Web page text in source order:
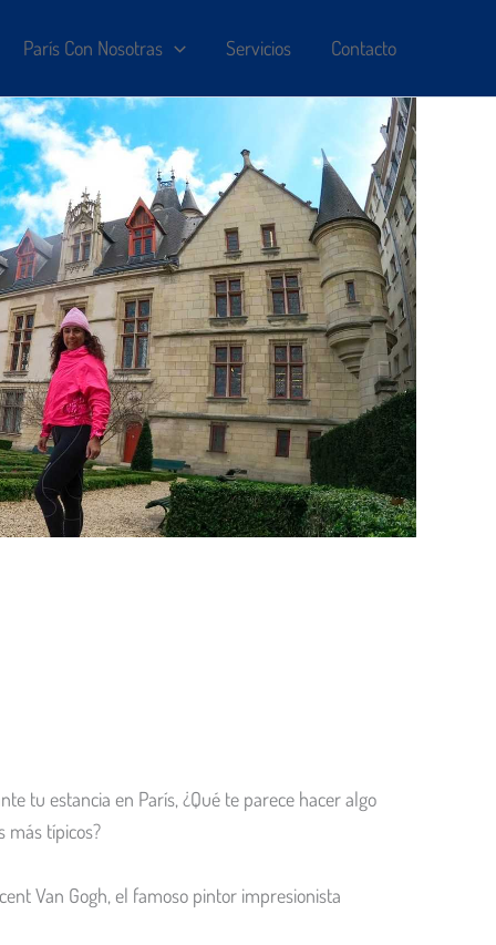
París Con Nosotras Servicios Contacto
tu estancia en París, ¿Qué te parece hacer algo
más típicos?
Van Gogh, el famoso pintor impresionista